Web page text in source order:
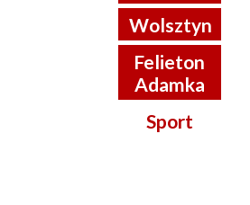
Wolsztyn
Felieton
Adamka
Sport